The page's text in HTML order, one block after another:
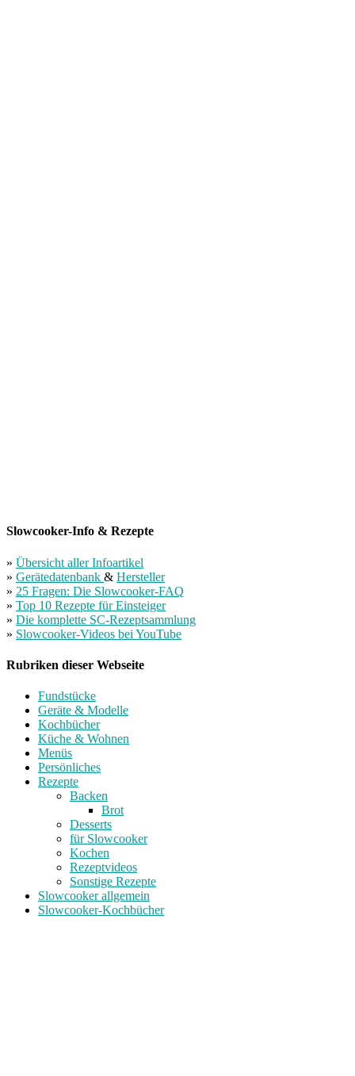
Slowcooker-Info & Rezepte
» Übersicht aller Infoartikel
» Gerätedatenbank & Hersteller
» 25 Fragen: Die Slowcooker-FAQ
» Top 10 Rezepte für Einsteiger
» Die komplette SC-Rezeptsammlung
» Slowcooker-Videos bei YouTube
Rubriken dieser Webseite
Fundstücke
Geräte & Modelle
Kochbücher
Küche & Wohnen
Menüs
Persönliches
Rezepte
Backen
Brot
Desserts
für Slowcooker
Kochen
Rezeptvideos
Sonstige Rezepte
Slowcooker allgemein
Slowcooker-Kochbücher